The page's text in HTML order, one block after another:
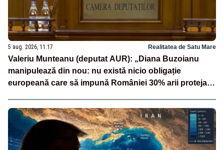
5 aug. 2026, 11:17 Realitatea de Satu Mare
Valeriu Munteanu (deputat AUR): „Diana Buzoianu
manipulează din nou: nu există nicio obligație
europeană care să impună României 30% arii protejate